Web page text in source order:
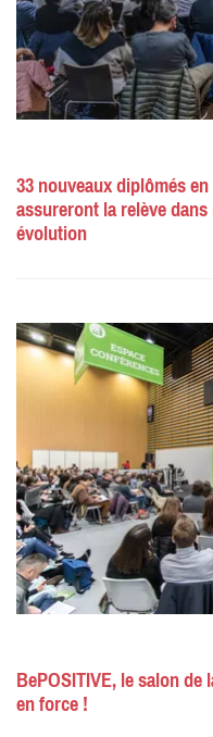
33 nouveaux diplômés
assureront la relève
évolution
BePOSITIVE, le salon
en force !